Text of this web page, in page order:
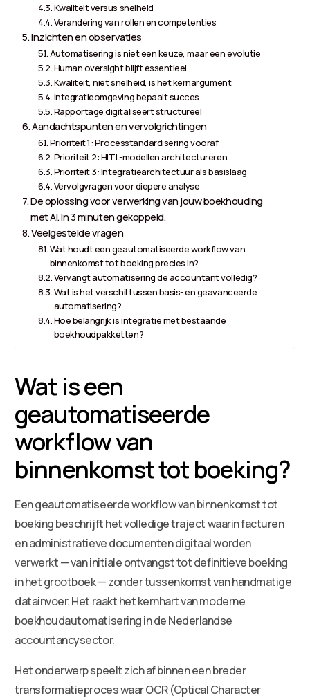
Kwaliteit versus snelheid
Verandering van rollen en competenties
Inzichten en observaties
Automatisering is niet een keuze, maar een evolutie
Human oversight blijft essentieel
Kwaliteit, niet snelheid, is het kernargument
Integratieomgeving bepaalt succes
Rapportage digitaliseert structureel
Aandachtspunten en vervolgrichtingen
Prioriteit 1: Processtandardisering vooraf
Prioriteit 2: HITL-modellen architectureren
Prioriteit 3: Integratiearchitectuur als basislaag
Vervolgvragen voor diepere analyse
De oplossing voor verwerking van jouw boekhouding
met AI. In 3 minuten gekoppeld.
Veelgestelde vragen
Wat houdt een geautomatiseerde workflow van
binnenkomst tot boeking precies in?
Vervangt automatisering de accountant volledig?
Wat is het verschil tussen basis- en geavanceerde
automatisering?
Hoe belangrijk is integratie met bestaande
boekhoudpakketten?
Wat is een
geautomatiseerde
workflow van
binnenkomst tot boeking?
Een geautomatiseerde workflow van binnenkomst tot
boeking beschrijft het volledige traject waarin facturen
en administratieve documenten digitaal worden
verwerkt — van initiale ontvangst tot definitieve boeking
in het grootboek — zonder tussenkomst van handmatige
datainvoer. Het raakt het kernhart van moderne
boekhoudautomatisering in de Nederlandse
accountancysector.
Het onderwerp speelt zich af binnen een breder
transformatieproces waar OCR (Optical Character